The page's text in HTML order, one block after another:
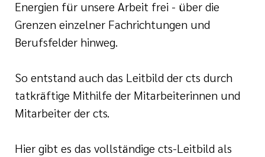
Energien für unsere Arbeit frei - über die
Grenzen einzelner Fachrichtungen und
Berufsfelder hinweg.
So entstand auch das Leitbild der cts durch
tatkräftige Mithilfe der Mitarbeiterinnen und
Mitarbeiter der cts.
Hier gibt es das vollständige cts-Leitbild als